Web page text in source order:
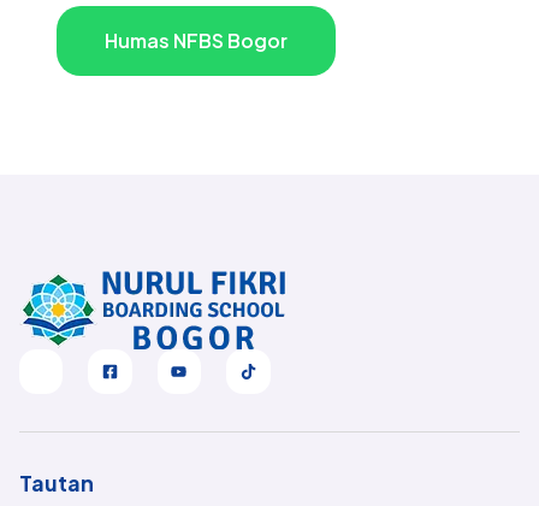
Humas NFBS Bogor
Tautan